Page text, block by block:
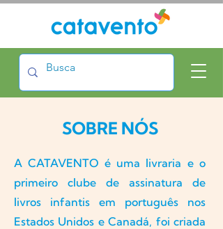
SOBRE NÓS
A CATAVENTO é uma livraria e o
primeiro clube de assinatura de
livros infantis em português nos
Estados Unidos e Canadá, foi criada